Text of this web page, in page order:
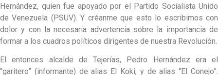
Hernández, quien fue apoyado por el Partido Socialista Unido
de Venezuela (PSUV). Y créanme que esto lo escribimos con
dolor y con la necesaria advertencia sobre la importancia de
formar a los cuadros políticos dirigentes de nuestra Revolución.
El entonces alcalde de Tejerías, Pedro Hernández era el
“garitero” (informante) de alias El Koki, y de alias “El Conejo”.